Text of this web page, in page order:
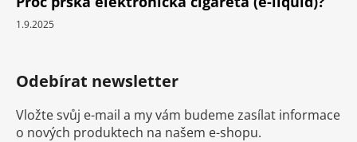
1.9.2025
Odebírat newsletter
Vložte svůj e-mail a my vám budeme zasílat informace
o nových produktech na našem e-shopu.